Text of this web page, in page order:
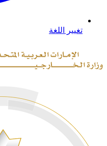
تغيير اللغة